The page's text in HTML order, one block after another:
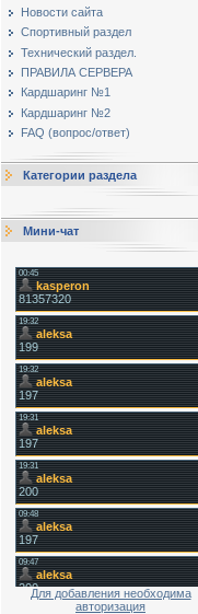
Новости сайта
Спортивный раздел
Технический раздел.
ПРАВИЛА СЕРВЕРА
Кардшаринг №1
Кардшаринг №2
FAQ (вопрос/ответ)
Категории раздела
Мини-чат
Для добавления необходима
авторизация